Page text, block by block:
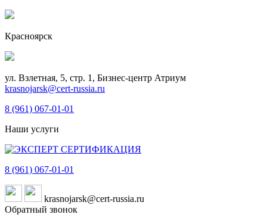
Красноярск
ул. Взлетная, 5, стр. 1, Бизнес-центр Атриум
krasnojarsk@cert-russia.ru
8 (961) 067-01-01
Наши услуги
8 (961) 067-01-01
krasnojarsk@cert-russia.ru
Обратный звонок